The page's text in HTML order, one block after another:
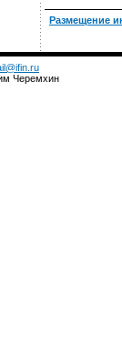
Размещение
Черемхин